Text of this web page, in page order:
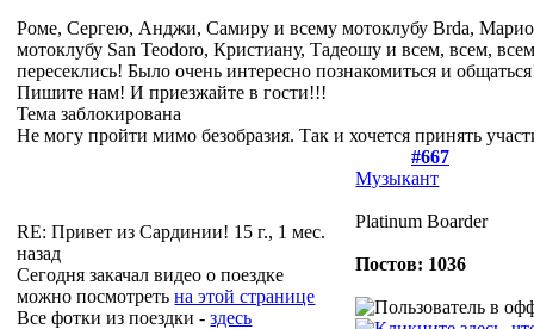
Роме, Сергею, Анджи, Самиру и всему мотоклубу Brda,
мотоклубу San Teodoro, Кристиану, Тадеошу и всем, всем,
пересеклись! Было очень интересно познакомиться и
Пишите нам! И приезжайте в гости!!!
Тема заблокирована
Не могу пройти мимо безобразия. Так и хочется принять
#667
RE: Привет из Сардинии! 15 г., 1 мес.
назад
Сегодня закачал видео о поездке
можно посмотретьна этой странице
Все фотки из поездки -здесь
Музыкант
Platinum Boarder
Постов: 1036